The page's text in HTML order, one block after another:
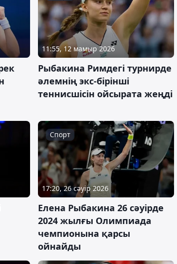
11:55, 12 мамыр 2026
Рыбакина Римдегі турнирде
әлемнің экс-бірінші
теннисшісін ойсырата жеңді
Спорт
17:20, 26 сәуір 2026
Елена Рыбакина 26 сәуірде
2024 жылғы Олимпиада
чемпионына қарсы
ойнайды